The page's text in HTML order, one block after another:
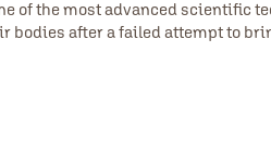
of the most advanced scientific
bodies after a failed attempt to